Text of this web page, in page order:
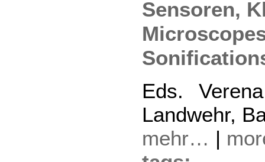
Sensoren,
Eds.
Landwehr,
mehr… |